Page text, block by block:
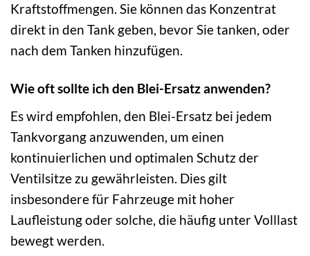
Kraftstoffmengen. Sie können das Konzentrat
direkt in den Tank geben, bevor Sie tanken, oder
nach dem Tanken hinzufügen.
Wie oft sollte ich den Blei-Ersatz anwenden?
Es wird empfohlen, den Blei-Ersatz bei jedem
Tankvorgang anzuwenden, um einen
kontinuierlichen und optimalen Schutz der
Ventilsitze zu gewährleisten. Dies gilt
insbesondere für Fahrzeuge mit hoher
Laufleistung oder solche, die häufig unter Volllast
bewegt werden.